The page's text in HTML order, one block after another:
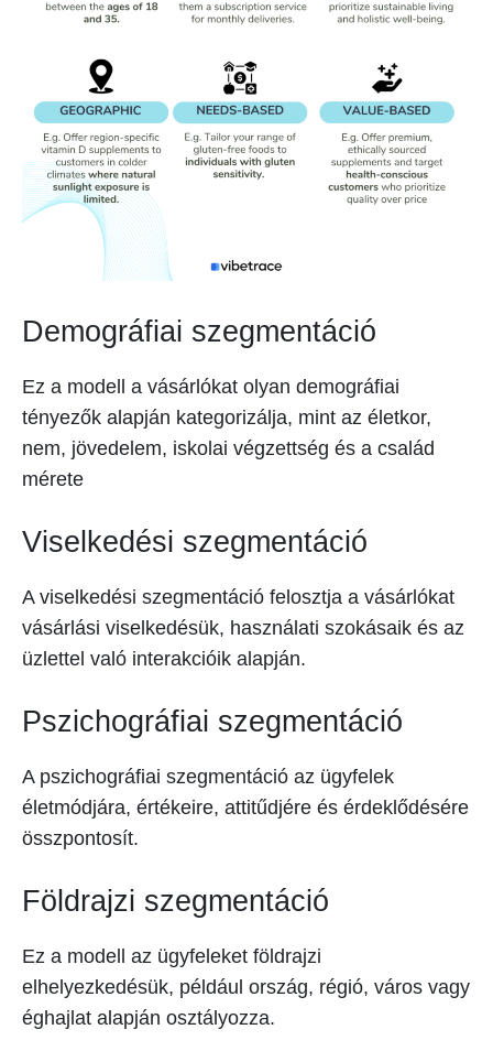
Demográfiai szegmentáció
Ez a modell a vásárlókat olyan demográfiai
tényezők alapján kategorizálja, mint az életkor,
nem, jövedelem, iskolai végzettség és a család
mérete
Viselkedési szegmentáció
A viselkedési szegmentáció felosztja a vásárlókat
vásárlási viselkedésük, használati szokásaik és az
üzlettel való interakcióik alapján.
Pszichográfiai szegmentáció
A pszichográfiai szegmentáció az ügyfelek
életmódjára, értékeire, attitűdjére és érdeklődésére
összpontosít.
Földrajzi szegmentáció
Ez a modell az ügyfeleket földrajzi
elhelyezkedésük, például ország, régió, város vagy
éghajlat alapján osztályozza.